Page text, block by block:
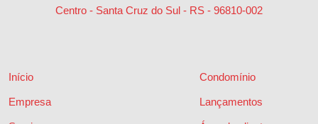
Centro - Santa Cruz do Sul - RS - 96810-002
Início
Empresa
Condomínio
Lançamentos